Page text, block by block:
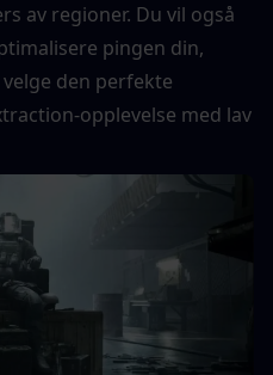
av regioner. Du vil også
pingen din,
den perfekte
opplevelse med lav